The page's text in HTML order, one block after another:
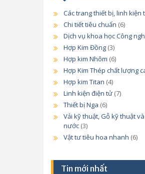
Các trang thiết bị, linh kiện
Chi tiết tiêu chuẩn (6)
Dịch vụ khoa học Công
Hợp Kim Đồng (3)
Hợp kim Nhôm (6)
Hợp Kim Thép chất lượng
Hợp kim Titan (4)
Linh kiện điện tử (7)
Thiết bị Nga (6)
Vải kỹ thuật, Gỗ kỹ thuật
nước (3)
Vật tư tiêu hoa nhanh (6)
Tin mới nhất